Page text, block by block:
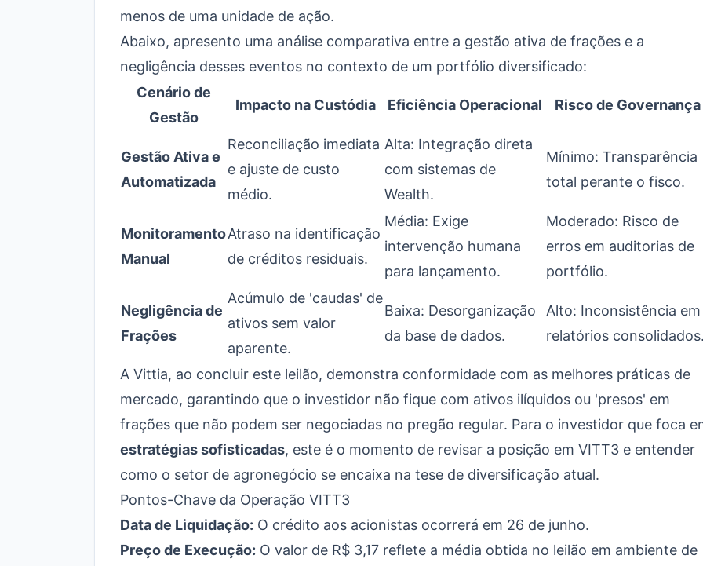
menos de uma unidade de ação.
Abaixo, apresento uma análise comparativa entre a gestão ativa de frações e a
negligência desses eventos no contexto de um portfólio diversificado:
Cenário de
Gestão
Impacto na Custódia Eficiência Operacional Risco de Governança
Gestão Ativa e
Automatizada
Reconciliação imediata
e ajuste de custo
médio.
Alta: Integração direta
com sistemas de
Wealth.
Mínimo: Transparência
total perante o fisco.
Monitoramento
Manual
Atraso na identificação
de créditos residuais.
Média: Exige
intervenção humana
para lançamento.
Moderado: Risco de
erros em auditorias de
portfólio.
Negligência de
Frações
Acúmulo de 'caudas' de
ativos sem valor
aparente.
Baixa: Desorganização
da base de dados.
Alto: Inconsistência em
relatórios
A Vittia, ao concluir este leilão, demonstra conformidade com as melhores práticas de
mercado, garantindo que o investidor não fique com ativos ilíquidos ou 'presos' em
frações que não podem ser negociadas no pregão regular. Para o investidor que foca
estratégias sofisticadas, este é o momento de revisar a posição em VITT3 e entender
como o setor de agronegócio se encaixa na tese de diversificação atual.
Pontos-Chave da Operação VITT3
Data de Liquidação: O crédito aos acionistas ocorrerá em 26 de junho.
Preço de Execução: O valor de R$ 3,17 reflete a média obtida no leilão em ambiente de